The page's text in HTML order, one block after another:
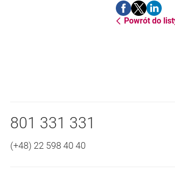
Udostępnij-
otwiera się w
Udostępnij
otwiera się
otwiera
Powrót do
Nawigacja dolna
Zadzwoń do nas
801 331 331
(+48) 22 598 40 40